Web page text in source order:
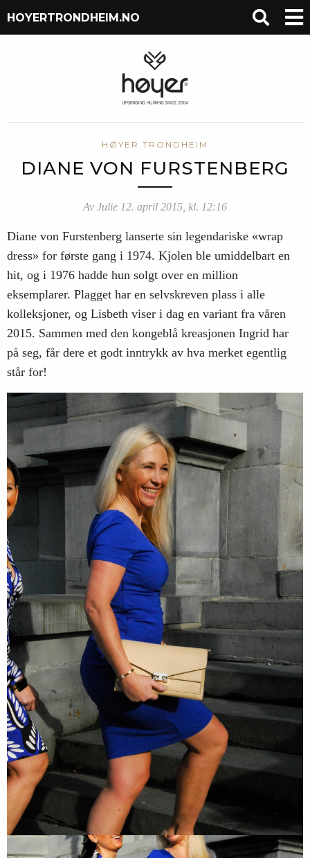
HOYERTRONDHEIM.NO
HØYER TRONDHEIM
DIANE VON FURSTENBERG
Av Julie 12. april 2015, kl. 12:16
Diane von Furstenberg lanserte sin legendariske «wrap
dress» for første gang i 1974. Kjolen ble umiddelbart en
hit, og i 1976 hadde hun solgt over en million
eksemplarer. Plagget har en selvskreven plass i alle
kolleksjoner, og Lisbeth viser i dag en variant fra våren
2015. Sammen med den kongeblå kreasjonen Ingrid har
på seg, får dere et godt inntrykk av hva merket egentlig
står for!